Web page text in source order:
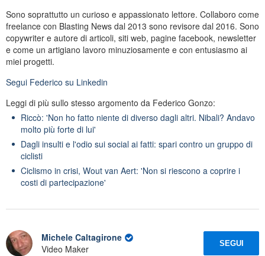
Sono soprattutto un curioso e appassionato lettore. Collaboro come
freelance con Blasting News dal 2013 sono revisore dal 2016. Sono
copywriter e autore di articoli, siti web, pagine facebook, newsletter
e come un artigiano lavoro minuziosamente e con entusiasmo ai
miei progetti.
Segui Federico su Linkedin
Leggi di più sullo stesso argomento da Federico Gonzo:
Riccò: 'Non ho fatto niente di diverso dagli altri. Nibali? Andavo
molto più forte di lui'
Dagli insulti e l'odio sui social ai fatti: spari contro un gruppo di
ciclisti
Ciclismo in crisi, Wout van Aert: 'Non si riescono a coprire i
costi di partecipazione'
Michele Caltagirone
Video Maker
SEGUI